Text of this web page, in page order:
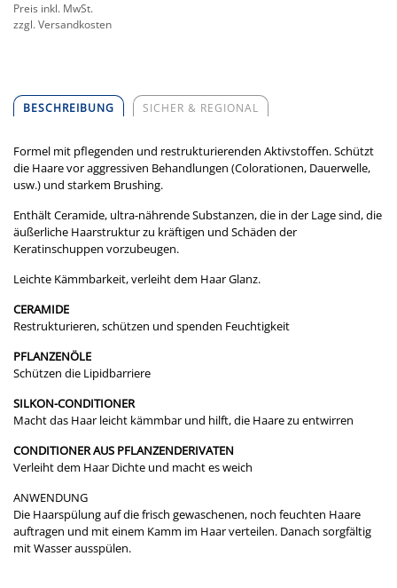
Preis inkl. MwSt.
zzgl. Versandkosten
BESCHREIBUNG SICHER & REGIONAL
Formel mit pflegenden und restrukturierenden Aktivstoffen. Schützt
die Haare vor aggressiven Behandlungen (Colorationen, Dauerwelle,
usw.) und starkem Brushing.
Enthält Ceramide, ultra-nährende Substanzen, die in der Lage sind, die
äußerliche Haarstruktur zu kräftigen und Schäden der
Keratinschuppen vorzubeugen.
Leichte Kämmbarkeit, verleiht dem Haar Glanz.
CERAMIDE
Restrukturieren, schützen und spenden Feuchtigkeit
PFLANZENÖLE
Schützen die Lipidbarriere
SILKON-CONDITIONER
Macht das Haar leicht kämmbar und hilft, die Haare zu entwirren
CONDITIONER AUS PFLANZENDERIVATEN
Verleiht dem Haar Dichte und macht es weich
ANWENDUNG
Die Haarspülung auf die frisch gewaschenen, noch feuchten Haare
auftragen und mit einem Kamm im Haar verteilen. Danach sorgfältig
mit Wasser ausspülen.